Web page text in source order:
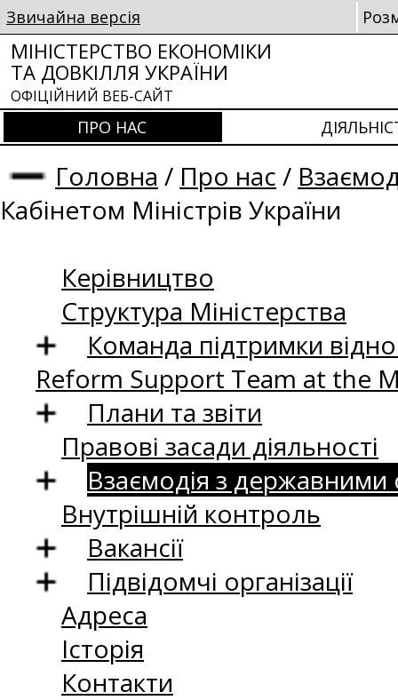
Звичайна версія
МІНІСТЕРСТВО ЕКОНОМІКИ
ТА ДОВКІЛЛЯ УКРАЇНИ
ОФІЦІЙНИЙ ВЕБ-САЙТ
ПРО НАС
Головна / Про нас /
Кабінетом Міністрів України
Керівництво
Структура Міністерства
Команда підтримки
Reform Support Team at the
Плани та звіти
Правові засади діяльності
Взаємодія з
Внутрішній контроль
Вакансії
Підвідомчі організації
Адреса
Історія
Контакти